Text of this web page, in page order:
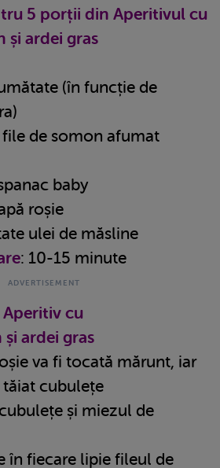
5 porții din Aperitivul cu
și ardei gras
(în funcție de
de somon afumat
baby
roșie
ulei de măsline
: 10-15 minute
Aperitiv cu
ardei gras
va fi tocată mărunt, iar
tăiat cubulețe
și miezul de
în fiecare lipie fileul de